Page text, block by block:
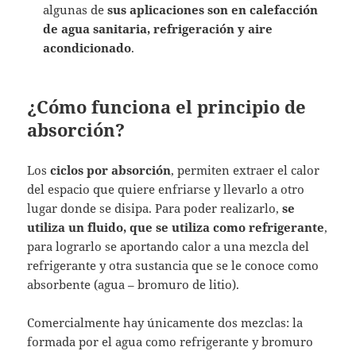
algunas desus aplicaciones son en calefacción
de agua sanitaria, refrigeración y aire
acondicionado.
¿Cómo funciona el principio de
absorción?
Losciclos por absorción, permiten extraer el calor
del espacio que quiere enfriarse y llevarlo a otro
lugar donde se disipa. Para poder realizarlo,se
utiliza un fluido, que se utiliza como refrigerante,
para lograrlo se aportando calor a una mezcla del
refrigerante y otra sustancia que se le conoce como
absorbente (agua – bromuro de litio).
Comercialmente hay únicamente dos mezclas: la
formada por el agua como refrigerante y bromuro